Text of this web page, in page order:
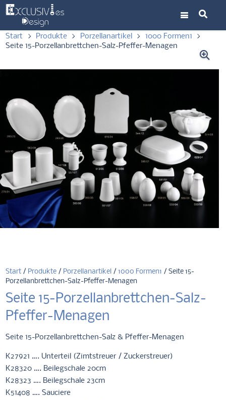
Start > Produkte > Porzellanartikel > 1000 Formen1
>
Seite 15-Porzellanbrettchen-Salz-Pfeffer-Menagen
Start / Produkte / Porzellanartikel /1000 Formen1 / Seite 15-
Porzellanbrettchen-Salz-Pfeffer-Menagen
Seite 15-Porzellanbrettchen-Salz-
Pfeffer-Menagen
Seite 15-Porzellanbrettchen-Salz & Pfeffer-Menagen
K27921 …. Unterteil (Zimtstreuer / Zuckerstreuer)
K28320 …. Beilegschale 20cm
K28323 …. Beilegschale 23cm
K51408 …. Sauciere